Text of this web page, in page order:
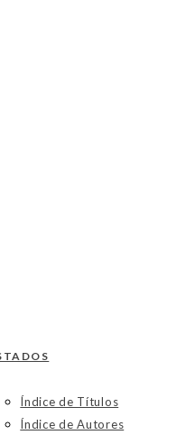
Índice de Títulos
Índice de Autores